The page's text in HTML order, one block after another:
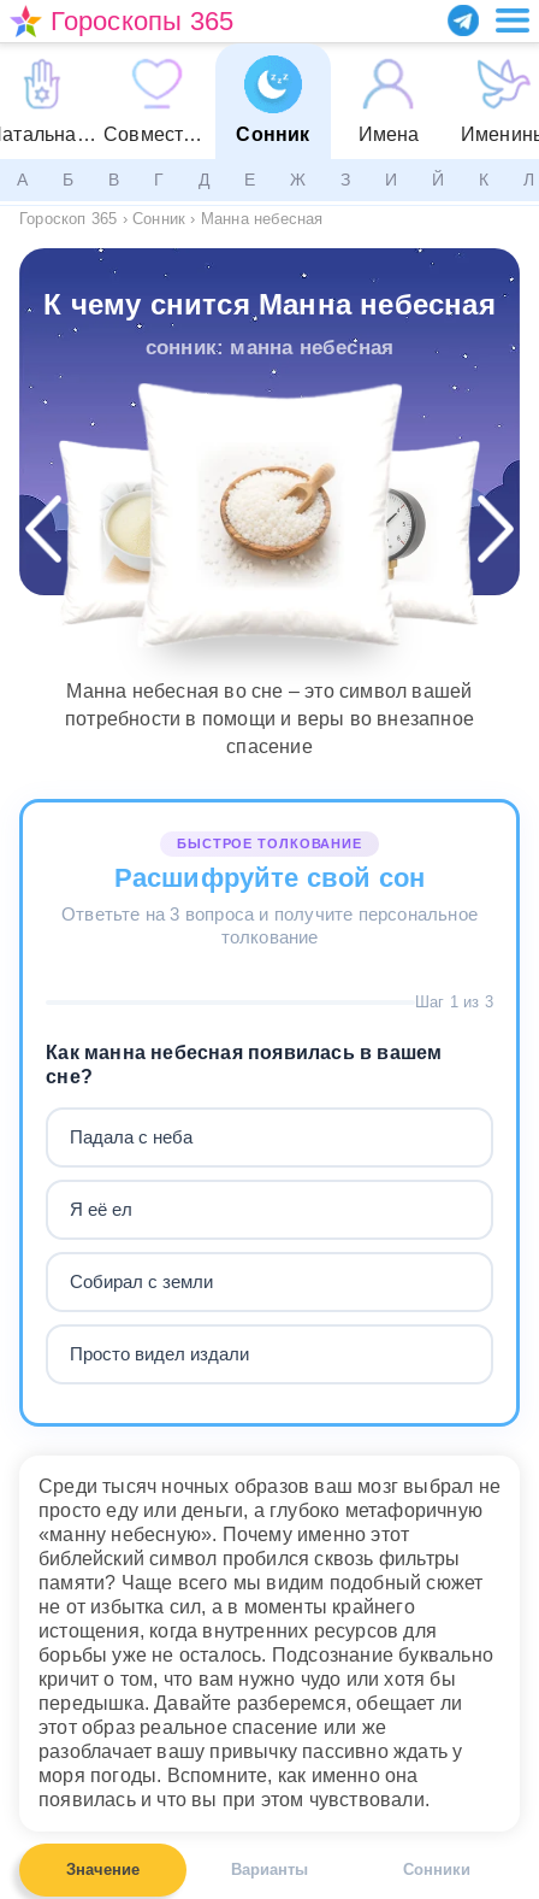
Гороскопы 365
Натальная карта Совместимость Сонник Имена
А Б В Г Д Е Ж З И Й К Л
Гороскоп 365 › Сонник › Манна небесная
К чему снится Манна небесная
сонник: манна небесная
Манна небесная во сне – это символ вашей
потребности в помощи и веры во внезапное
спасение
БЫСТРОЕ ТОЛКОВАНИЕ
Расшифруйте свой сон
Ответьте на 3 вопроса и получите персональное
толкование
Шаг 1 из 3
Как манна небесная появилась в вашем
сне?
Падала с неба
Я её ел
Собирал с земли
Просто видел издали
Среди тысяч ночных образов ваш мозг выбрал не
просто еду или деньги, а глубоко метафоричную
«манну небесную». Почему именно этот
библейский символ пробился сквозь фильтры
памяти? Чаще всего мы видим подобный сюжет
не от избытка сил, а в моменты крайнего
истощения, когда внутренних ресурсов для
борьбы уже не осталось. Подсознание буквально
кричит о том, что вам нужно чудо или хотя бы
передышка. Давайте разберемся, обещает ли
этот образ реальное спасение или же
разоблачает вашу привычку пассивно ждать у
моря погоды. Вспомните, как именно она
появилась и что вы при этом чувствовали.
Значение Варианты Сонники